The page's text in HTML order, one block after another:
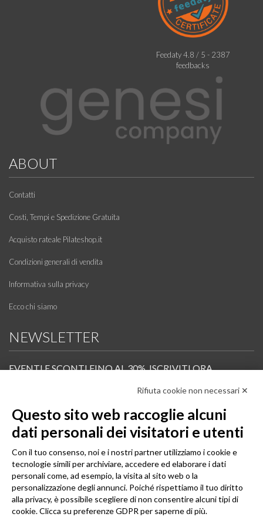
Feedaty4.8 / 5 - 2387
feedbacks
ABOUT
Contatti
Costi, Tempi e Spedizione Gratuita
Acquisto rateale Pilateshop.it
Condizioni generali di vendita
Informativa sulla privacy
Ecco chi siamo
NEWSLETTER
EVENTI E SCONTI FINO AL 30%. ISCRIVITI ORA.
Scopri in anteprima i nuovi prodotti, le promozioni riservate ai professionisti e resta
Iscrivi alla Newsletter
SEGUICI
Rifiuta cookie non necessari ✕
Questo sito web raccoglie alcuni
dati personali dei visitatori e utenti
Con il tuo consenso, noi e i nostri partner utilizziamo i cookie e
tecnologie simili per archiviare, accedere ed elaborare i dati
personali come, ad esempio, la visita al sito web o la
personalizzazione degli annunci. Poiché rispettiamo il tuo diritto
alla privacy, è possibile scegliere di non consentire alcuni tipi di
cookie. Clicca su preferenze GDPR per saperne di più.